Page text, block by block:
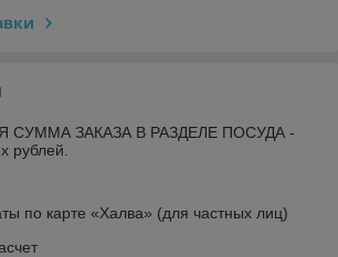
СУММА ЗАКАЗА В РАЗДЕЛЕ ПОСУДА -
рублей.
по карте «Халва» (для частных лиц)